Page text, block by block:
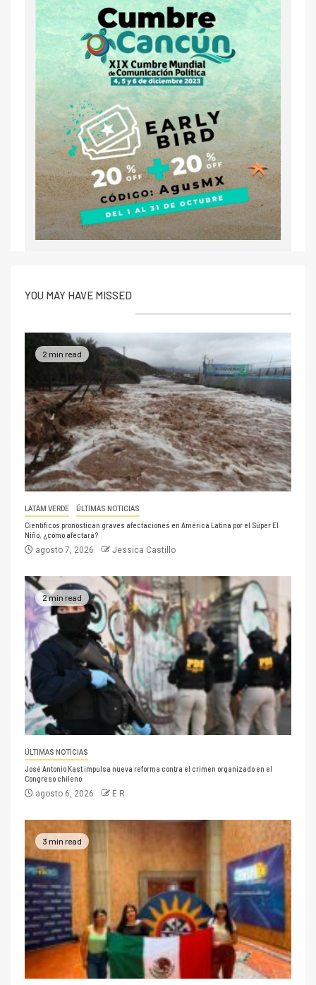
YOU MAY HAVE MISSED
2 min read
LATAM VERDE ÚLTIMAS NOTICIAS
Científicos pronostican graves afectaciones en América Latina por el Súper El
Niño, ¿cómo afectará?
agosto 7, 2026 Jessica Castillo
2 min read
ÚLTIMAS NOTICIAS
José Antonio Kast impulsa nueva reforma contra el crimen organizado en el
Congreso chileno
agosto 6, 2026 E R
3 min read